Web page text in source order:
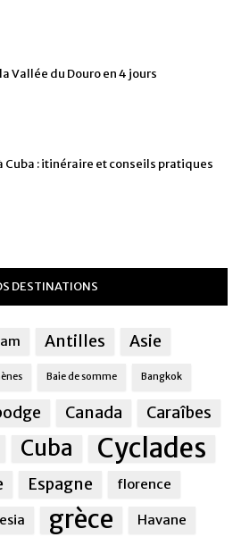
Vallée du Douro en 4 jours
Cuba : itinéraire et conseils pratiques
DESTINATIONS
Antilles
Asie
Baie de somme Bangkok
Canada Caraîbes
Cuba Cyclades
Espagne florence
grèce Havane